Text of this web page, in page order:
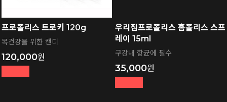
프로폴리스 트로키 120g
목건강을 위한 캔디
120,000
우리집프로폴리스 홈폴리스 스프
레이 15ml
구강내 항균에 필수
35,000